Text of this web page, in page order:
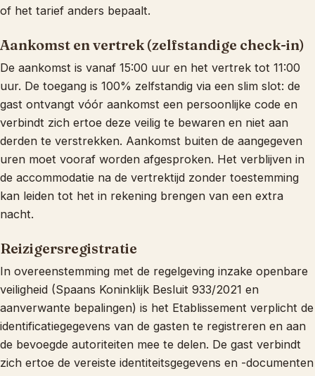
of het tarief anders bepaalt.
Aankomst en vertrek (zelfstandige check-in)
De aankomst is vanaf 15:00 uur en het vertrek tot 11:00
uur. De toegang is 100% zelfstandig via een slim slot: de
gast ontvangt vóór aankomst een persoonlijke code en
verbindt zich ertoe deze veilig te bewaren en niet aan
derden te verstrekken. Aankomst buiten de aangegeven
uren moet vooraf worden afgesproken. Het verblijven in
de accommodatie na de vertrektijd zonder toestemming
kan leiden tot het in rekening brengen van een extra
nacht.
Reizigersregistratie
In overeenstemming met de regelgeving inzake openbare
veiligheid (Spaans Koninklijk Besluit 933/2021 en
aanverwante bepalingen) is het Etablissement verplicht de
identificatiegegevens van de gasten te registreren en aan
de bevoegde autoriteiten mee te delen. De gast verbindt
zich ertoe de vereiste identiteitsgegevens en -documenten